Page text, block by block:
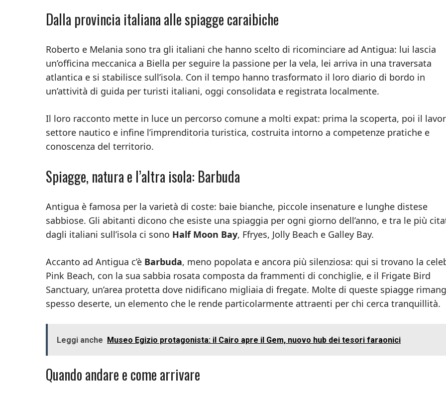
Dalla provincia italiana alle spiagge caraibiche
Roberto e Melania sono tra gli italiani che hanno scelto di ricominciare ad Antigua: lui lascia
un’officina meccanica a Biella per seguire la passione per la vela, lei arriva in una traversata
atlantica e si stabilisce sull’isola. Con il tempo hanno trasformato il loro diario di bordo in
un’attività di guida per turisti italiani, oggi consolidata e registrata localmente.
Il loro racconto mette in luce un percorso comune a molti expat: prima la scoperta, poi il
settore nautico e infine l’imprenditoria turistica, costruita intorno a competenze pratiche e
conoscenza del territorio.
Spiagge, natura e l’altra isola: Barbuda
Antigua è famosa per la varietà di coste: baie bianche, piccole insenature e lunghe distese
sabbiose. Gli abitanti dicono che esiste una spiaggia per ogni giorno dell’anno, e tra le più
dagli italiani sull’isola ci sono Half Moon Bay, Ffryes, Jolly Beach e Galley Bay.
Accanto ad Antigua c’è Barbuda, meno popolata e ancora più silenziosa: qui si trovano la
Pink Beach, con la sua sabbia rosata composta da frammenti di conchiglie, e il Frigate Bird
Sanctuary, un’area protetta dove nidificano migliaia di fregate. Molte di queste spiagge
spesso deserte, un elemento che le rende particolarmente attraenti per chi cerca tranquillità.
Leggi anche Museo Egizio protagonista: il Cairo apre il Gem, nuovo hub dei tesori faraonici
Quando andare e come arrivare